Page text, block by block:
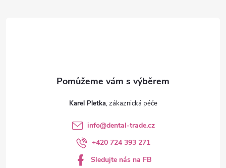
Karel Pletka
info@dental-trade.cz
+420 724 393 271
Sledujte nás na FB